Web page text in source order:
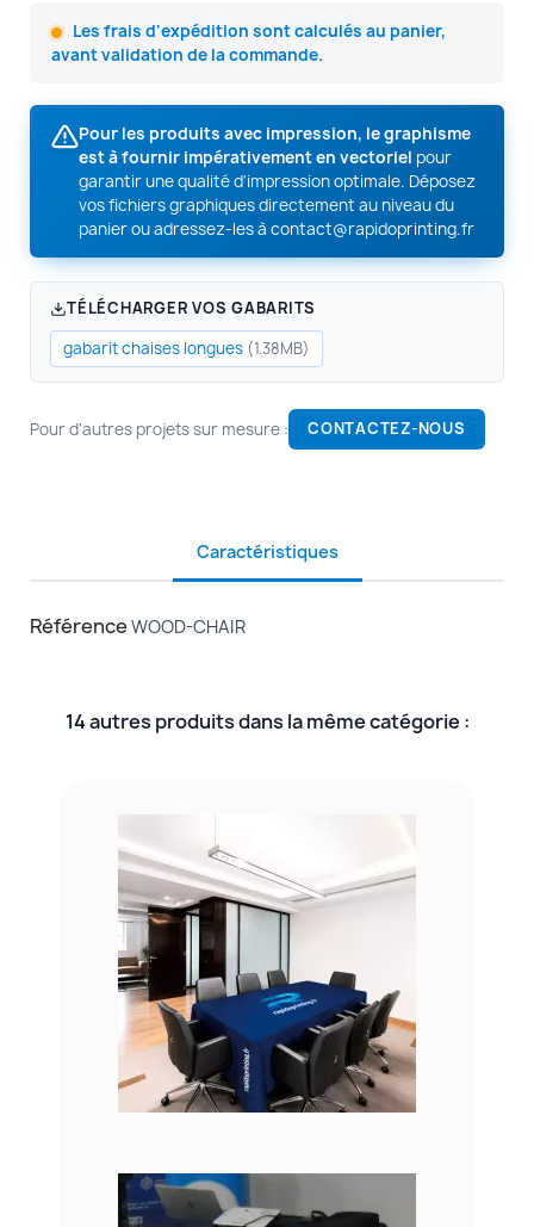
Les frais d'expédition sont calculés au panier,
avant validation de la commande.
Pour les produits avec impression, le graphisme
est à fournir impérativement en vectoriel pour
garantir une qualité d'impression optimale. Déposez
vos fichiers graphiques directement au niveau du
panier ou adressez-les àcontact@rapidoprinting.fr
TÉLÉCHARGER VOS GABARITS
gabarit chaises longues (1.38MB)
Pour d'autres projets sur mesure : CONTACTEZ-NOUS
Caractéristiques
Référence WOOD-CHAIR
14 autres produits dans la même catégorie :